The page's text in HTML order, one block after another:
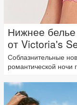
Нижнее
от Victoria's
Соблазнительные
романтической